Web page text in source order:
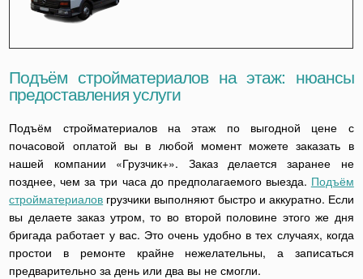
Подъём стройматериалов на этаж: нюансы
предоставления услуги
Подъём стройматериалов на этаж по выгодной цене с
почасовой оплатой вы в любой момент можете заказать в
нашей компании «Грузчик+». Заказ делается заранее не
позднее, чем за три часа до предполагаемого выезда. Подъём
стройматериалов грузчики выполняют быстро и аккуратно. Если
вы делаете заказ утром, то во второй половине этого же дня
бригада работает у вас. Это очень удобно в тех случаях, когда
простои в ремонте крайне нежелательны, а записаться
предварительно за день или два вы не смогли.